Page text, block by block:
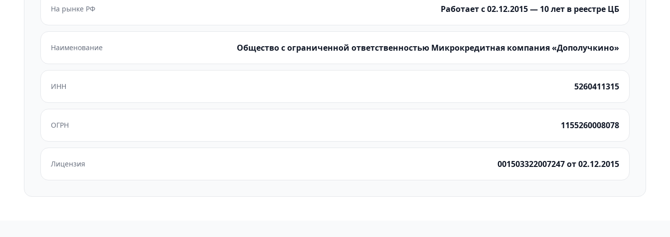
На рынке РФ Работает с 02.12.2015 — 10 лет в реестре ЦБ
Наименование Общество с ограниченной ответственностью Микрокредитная компания «Дополучкино»
ИНН 5260411315
ОГРН 1155260008078
Лицензия 001503322007247 от 02.12.2015